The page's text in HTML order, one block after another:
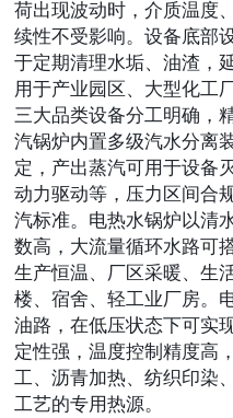
荷出现波动时，介质温度
续性不受影响。设备底部
于定期清理水垢、油渣，
用于产业园区、大型化工
三大品类设备分工明确，
汽锅炉内置多级汽水分离
定，产出蒸汽可用于设备
动力驱动等，压力区间合
汽标准。 电热水锅炉以清
数高，大流量循环水路可
生产恒温、厂区采暖、生
楼、宿舍、轻工业厂房。
油路，在低压状态下可
定性强，温度控制精度高
工、沥青加热、纺织印染
工艺的专用热源。